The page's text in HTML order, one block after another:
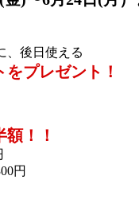
、後日使える
をプレゼント！
額！！
円